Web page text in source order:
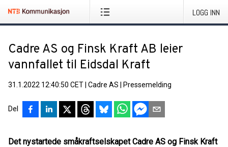
LOGG INN
Cadre AS og Finsk Kraft AB leier
vannfallet til Eidsdal Kraft
31.1.2022 12:40:50 CET Cadre AS Pressemelding
Del
Det nystartede småkraftselskapet Cadre AS og Finsk Kraft